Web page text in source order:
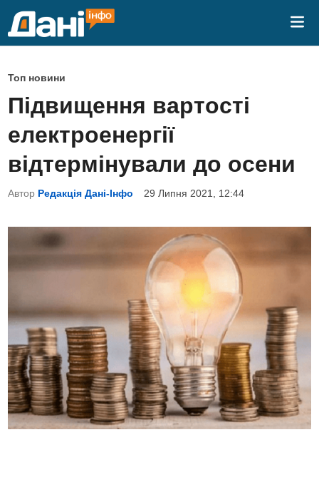
P
o
s
t
e
d
i
Топ новини
Підвищення вартості
електроенергії
відтермінували до осени
Автор Редакція Дані-Інфо 29 Липня 2021, 12:44